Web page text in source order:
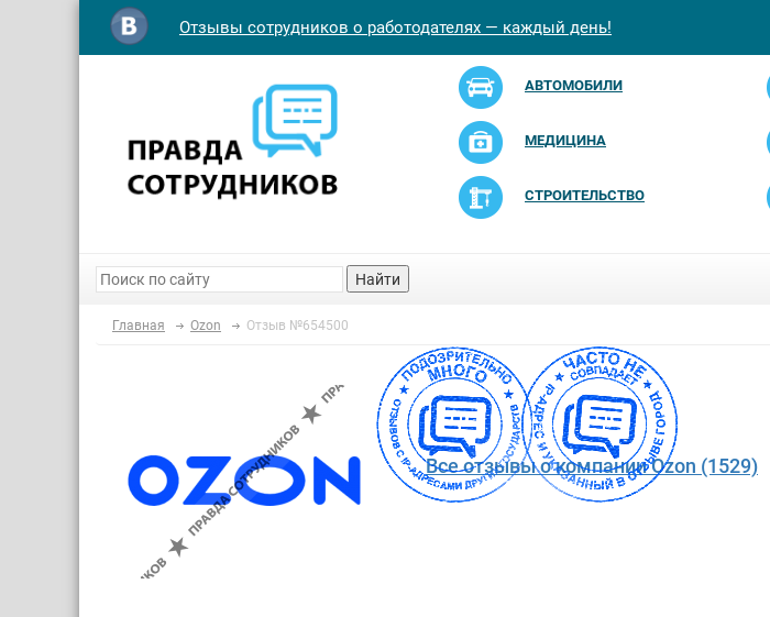
Отзывы сотрудников о работодателях — каждый день!
АВТОМОБИЛИ
МЕДИЦИНА
СТРОИТЕЛЬСТВО
Найти
Главная Ozon Отзыв №654500
Все отзывы о компании Ozon (1529)